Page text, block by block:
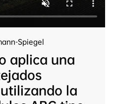
Spiegel
aplica una
la